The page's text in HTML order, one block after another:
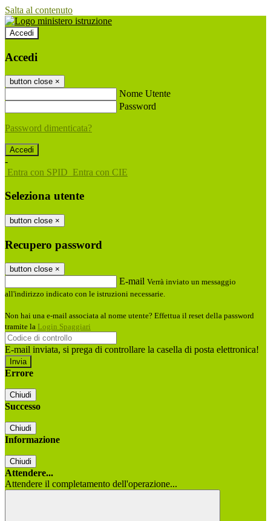
Salta al contenuto
Accedi
Accedi
button close ×
Nome Utente
Password
Password dimenticata?
-
Entra con SPID Entra con CIE
Seleziona utente
button close ×
Recupero password
button close ×
E-mail Verrà inviato un messaggio
all'indirizzo indicato con le istruzioni necessarie.
Non hai una e-mail associata al nome utente? Effettua il reset della password
tramite la Login Spaggiari
E-mail inviata, si prega di controllare la casella di posta elettronica!
Errore
Chiudi
Successo
Chiudi
Informazione
Chiudi
Attendere...
Attendere il completamento dell'operazione...